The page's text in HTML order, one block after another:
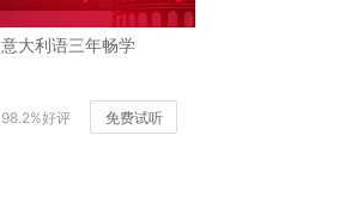
意大利语三年畅学
98.2%好评 免费试听